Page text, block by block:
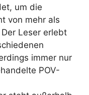
um die
von mehr als
Leser erlebt
immer nur
POV-